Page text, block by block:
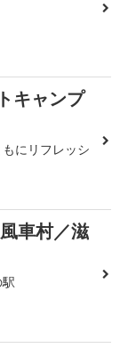
キャンプ
にリフレッシ
車村／滋